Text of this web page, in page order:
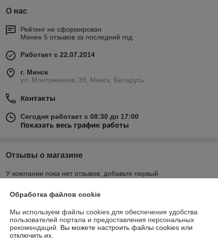
О нас
Рейтинг не сформирован
Менее 5 отзывов за последний год
Работает с 22.07.2014
г. Минск
ул. Монтажников, 39, Минск, Беларусь
Контакты
Сегодня работает с 08:30 до 17:00
Показать весь график работы
Отзывы о магазине
У компании пока нет отзывов, добавьте первый
Контакты
Обработка файлов cookie
Мы используем файлы cookies для обеспечения удобства
пользователей портала и предоставления персональных
рекомендаций. Вы можете настроить файлы cookies или
отключить их.